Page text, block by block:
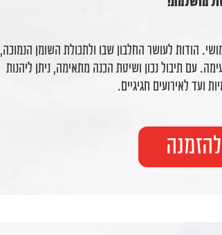
הודות לעושר החלבון שבו ולתכולת השומן הנמוכה,
עם תיבול נכון ושיטת הכנה מתאימה, ניתן ליהנות
ועד לאירועים חגיגיים.
להזמנה